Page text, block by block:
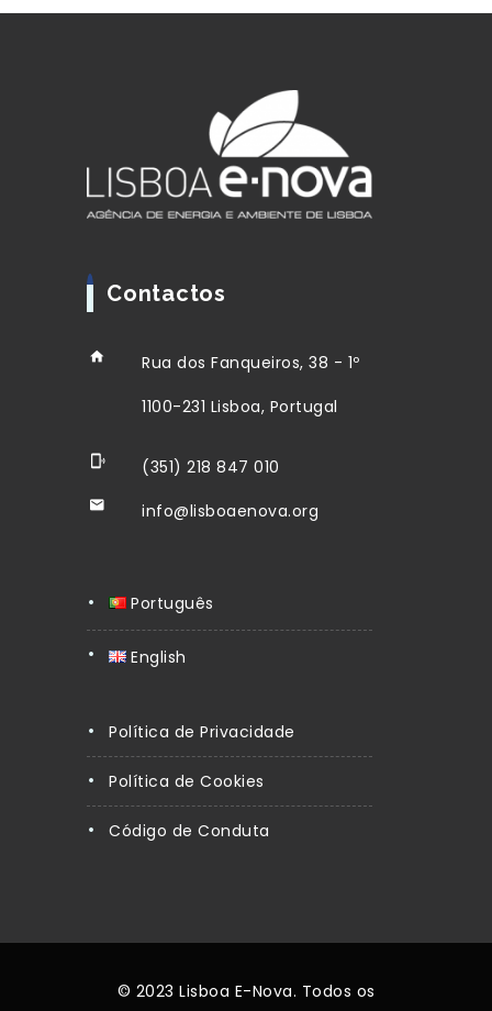
Contactos
Rua dos Fanqueiros, 38 - 1º
1100-231 Lisboa, Portugal
(351) 218 847 010
info@lisboaenova.org
Português
English
Política de Privacidade
Política de Cookies
Código de Conduta
© 2023 Lisboa E-Nova. Todos os